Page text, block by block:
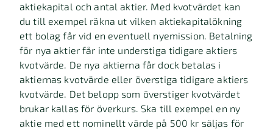
aktiekapital och antal aktier. Med kvotvärdet kan
du till exempel räkna ut vilken aktiekapitalökning
ett bolag får vid en eventuell nyemission. Betalning
för nya aktier får inte understiga tidigare aktiers
kvotvärde. De nya aktierna får dock betalas i
aktiernas kvotvärde eller överstiga tidigare aktiers
kvotvärde. Det belopp som överstiger kvotvärdet
brukar kallas för överkurs. Ska till exempel en ny
aktie med ett nominellt värde på 500 kr säljas för